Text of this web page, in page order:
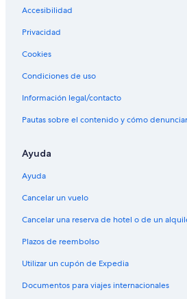
Accesibilidad
Privacidad
Cookies
Condiciones de uso
Información legal/contacto
Pautas sobre el contenido y cómo
Ayuda
Ayuda
Cancelar un vuelo
Cancelar una reserva de hotel o de un
Plazos de reembolso
Utilizar un cupón de Expedia
Documentos para viajes internacionales